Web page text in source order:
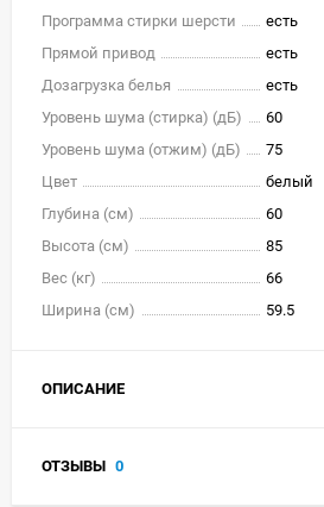
Программа стирки шерсти
есть
Прямой привод
есть
Дозагрузка белья
есть
Уровень шума (стирка) (дБ)
60
Уровень шума (отжим) (дБ)
75
Цвет
белый
Глубина (см)
60
Высота (см)
85
Вес (кг)
66
Ширина (см)
59.5
ОПИСАНИЕ
ОТЗЫВЫ 0